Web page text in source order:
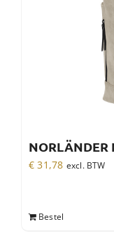
€ 31,78 excl. BTW
Bestel